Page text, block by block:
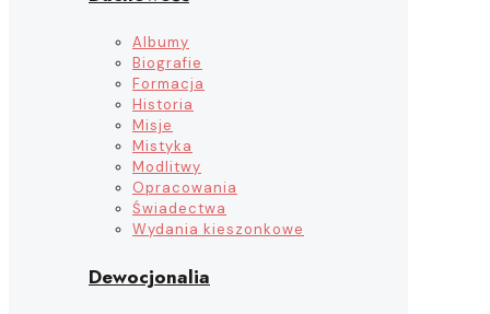
Albumy
Biografie
Formacja
Historia
Misje
Mistyka
Modlitwy
Opracowania
Świadectwa
Wydania kieszonkowe
Dewocjonalia